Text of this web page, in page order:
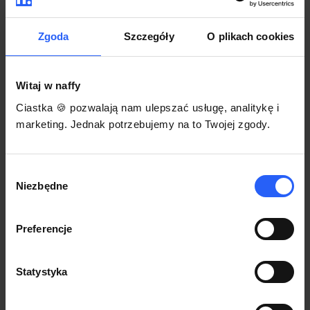
Zgoda Szczegóły O plikach cookies
Witaj w naffy
Ciastka 🍪 pozwalają nam ulepszać usługę, analitykę i
marketing. Jednak potrzebujemy na to Twojej zgody.
zgody
Niezbędne
Preferencje
Statystyka
Korzystaj na dowolnym urządzeniu z
przeglądarką Chrome
Włącz czasową promocję
3
Każdy produkt w naffy ma swój indywidualny link.
gdzie się nim podzielisz z odbiorcami.